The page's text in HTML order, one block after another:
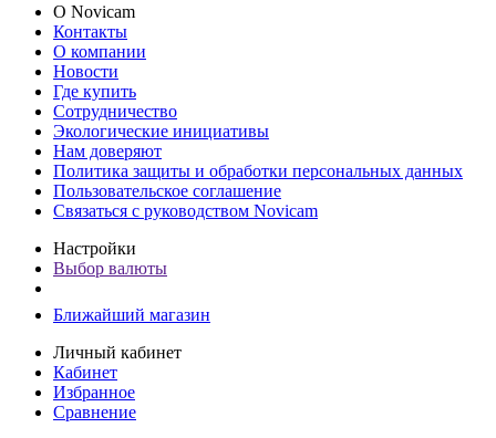
О Novicam
Контакты
О компании
Новости
Где купить
Сотрудничество
Экологические инициативы
Нам доверяют
Политика защиты и обработки персональных данных
Пользовательское соглашение
Связаться с руководством Novicam
Настройки
Выбор валюты
Ближайший магазин
Личный кабинет
Кабинет
Избранное
Сравнение